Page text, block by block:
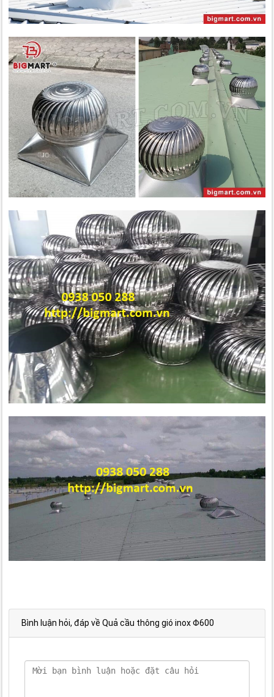
Bình luận hỏi, đáp về Quả cầu thông gió inox Φ600